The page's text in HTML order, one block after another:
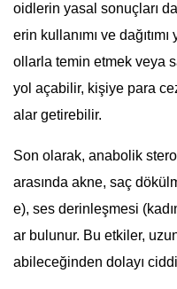
oidlerin yasal sonuçları
erin kullanımı ve
ollarla temin etmek veya
yol açabilir, kişiye para
alar getirebilir.
Son olarak, anabolik
arasında akne, saç
e), ses derinleşmesi
ar bulunur. Bu etkiler,
abileceğinden dolayı